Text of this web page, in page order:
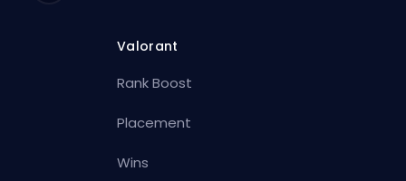
Valorant
Rank Boost
Placement
Wins